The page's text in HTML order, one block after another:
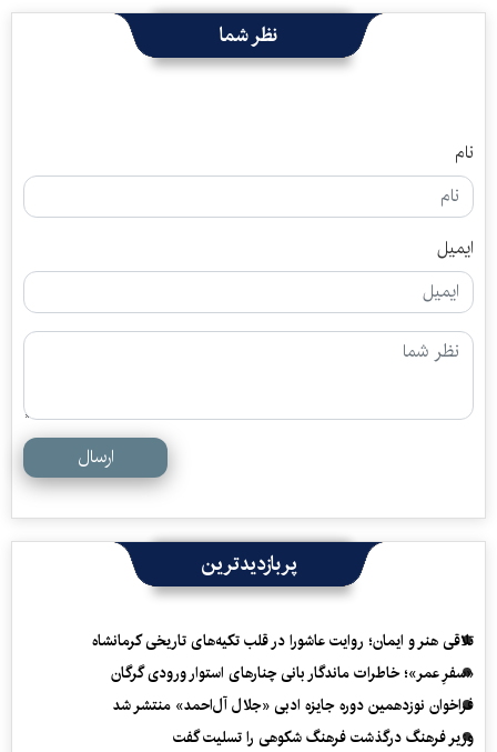
نظر شما
نام
ایمیل
ارسال
پربازدیدترین
تلاقی هنر و ایمان؛ روایت عاشورا در قلب تکیه‌های تاریخی کرمانشاه
«سفرِ عمر»؛ خاطرات ماندگار بانی چنارهای استوار ورودی گرگان
فراخوان نوزدهمین دوره جایزه ادبی «جلال آل‌احمد» منتشر شد
وزیر فرهنگ درگذشت فرهنگ شکوهی را تسلیت گفت